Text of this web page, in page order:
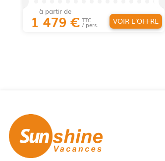
à partir de
1 479 € TTC
/ pers. VOIR L'OFFRE